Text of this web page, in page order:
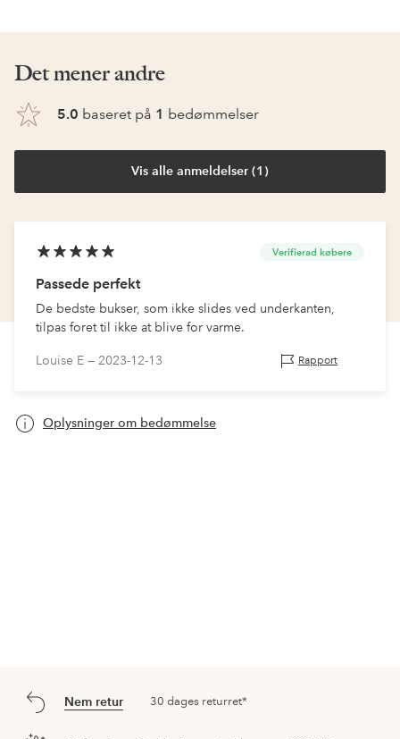
Det mener andre
5.0 baseret på 1 bedømmelser
Vis alle anmeldelser (1)
Verifierad købere
Passede perfekt
De bedste bukser, som ikke slides ved underkanten,
tilpas foret til ikke at blive for varme.
Louise E — 2023-12-13 Rapport
Oplysninger om bedømmelse
Nem retur 30 dages returret*